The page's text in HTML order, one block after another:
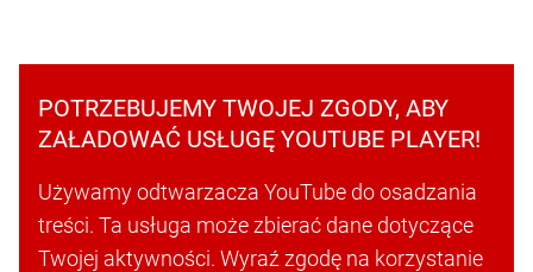
POTRZEBUJEMY TWOJEJ ZGODY, ABY
ZAŁADOWAĆ USŁUGĘ YOUTUBE PLAYER!
Używamy odtwarzacza YouTube do osadzania
treści. Ta usługa może zbierać dane dotyczące
Twojej aktywności. Wyraź zgodę na korzystanie